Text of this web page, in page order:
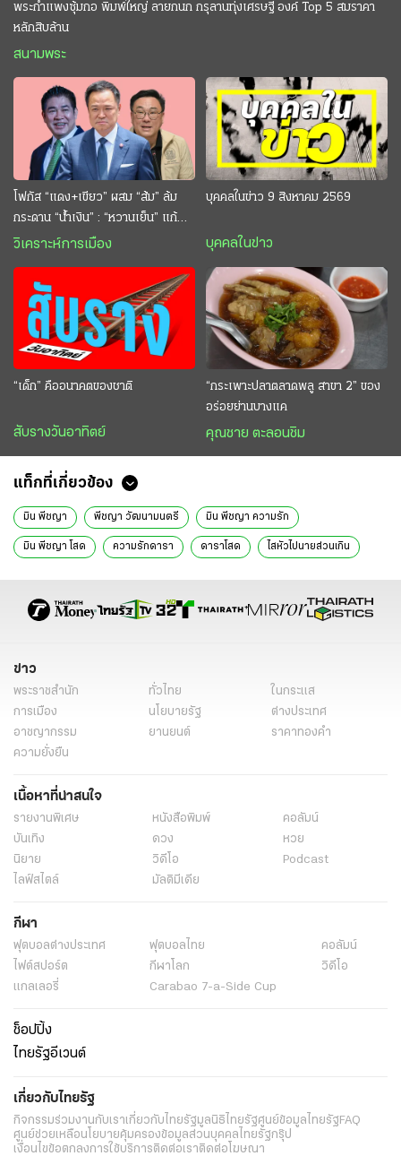
พระกำแพงซุ้มกอ พิมพ์ใหญ่ ลายกนก กรุลานทุ่งเศรษฐี องค์ Top 5 สมราคา
หลักสิบล้าน
สนามพระ
โฟกัส “แดง+เขียว” ผสม “ส้ม” ล้ม
กระดาน “นํ้าเงิน” : “หวานเย็น” แก้
กระหาย “อนุทิน” ดักตีกินสบาย
วิเคราะห์การเมือง
บุคคลในข่าว 9 สิงหาคม 2569
บุคคลในข่าว
“เด็ก” คืออนาคตของชาติ
สับรางวันอาทิตย์
“กระเพาะปลาตลาดพลู สาขา 2” ของ
อร่อยย่านบางแค
คุณชาย ตะลอนชิม
แท็กที่เกี่ยวข้อง
มิน พีชญา พีชญา วัฒนามนตรี มิน พีชญา ความรัก
มิน พีชญา โสด ความรักดารา ดาราโสด ไสหัวไปนายส่วนเกิน
ข่าว
พระราชสำนัก ทั่วไทย
ในกระแส
การเมือง
นโยบายรัฐ
ต่างประเทศ
อาชญากรรม
ยานยนต์
ราคาทองคำ
ความยั่งยืน
เนื้อหาที่น่าสนใจ
รายงานพิเศษ หนังสือพิมพ์
คอลัมน์
บันเทิง
ดวง
หวย
นิยาย
วิดีโอ
Podcast
ไลฟ์สไตล์
มัลติมีเดีย
กีฬา
ฟุตบอลต่่างประเทศ ฟุตบอลไทย
คอลัมน์
ไฟต์สปอร์ต
กีฬาโลก
วิดีโอ
แกลเลอรี่
Carabao 7-a-Side Cup
ช็อปปิ้ง
ไทยรัฐอีเวนต์
เกี่ยวกับไทยรัฐ
กิจกรรมร่วมงานกับเราเกี่ยวกับไทยรัฐมูลนิธิไทยรัฐศูนย์ข้อมูลไทยรัฐFAQ
ศูนย์ช่วยเหลือนโยบายคุ้มครองข้อมูลส่วนบุคคลไทยรัฐกรุ๊ป
เงื่อนไขข้อตกลงการใช้บริการติดต่อเราติดต่อโฆษณา